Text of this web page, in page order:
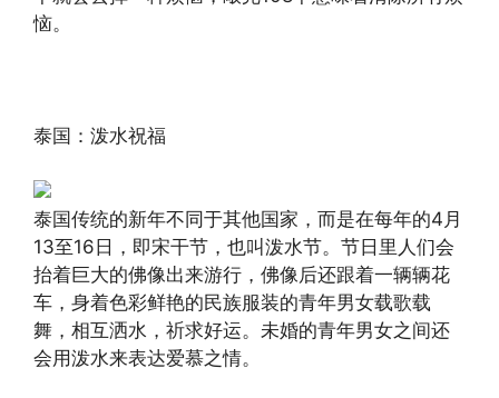
恼。
泰国：泼水祝福
泰国传统的新年不同于其他国家，而是在每年的4月
13至16日，即宋干节，也叫泼水节。节日里人们会
抬着巨大的佛像出来游行，佛像后还跟着一辆辆花
车，身着色彩鲜艳的民族服装的青年男女载歌载
舞，相互洒水，祈求好运。未婚的青年男女之间还
会用泼水来表达爱慕之情。